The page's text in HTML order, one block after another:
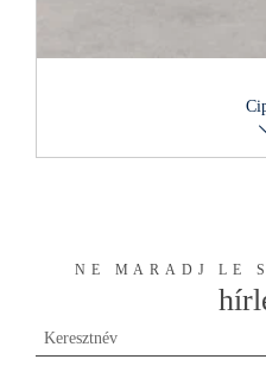
NE MARADJ LE
Keresztnév